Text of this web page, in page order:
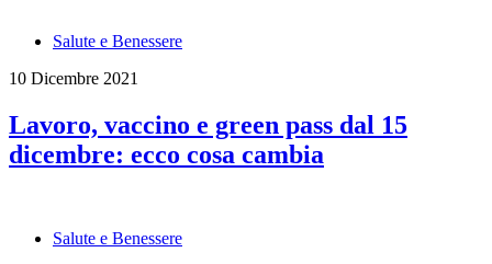
Salute e Benessere
10 Dicembre 2021
Lavoro, vaccino e green pass dal 15
dicembre: ecco cosa cambia
Salute e Benessere